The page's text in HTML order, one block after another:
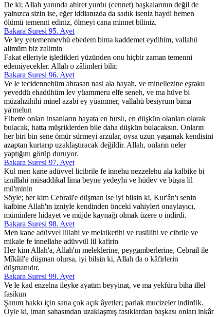
De ki; Allah yanında ahiret yurdu (cennet) başkalarının değil de
yalnızca sizin ise, eğer iddianızda da sadık iseniz haydi hemen
ölümü temenni ediniz, ölmeyi cana minnet biliniz.
Bakara Suresi 95. Ayet
Ve ley yetemennevhü ebedem bima kaddemet eydihim, vallahü
alimüm biz zalimin
Fakat elleriyle işledikleri yüzünden onu hiçbir zaman temenni
edemiyecekler. Allah o zâlimleri bilir.
Bakara Suresi 96. Ayet
Ve le tecidennehüm ahrasan nasi ala hayah, ve minellezine eşraku
yeveddü ehadühüm lev yüammeru elfe seneh, ve ma hüve bi
müzahzihihi minel azabi ey yüammer, vallahü besiyrum bima
ya'melun
Elbette onları insanların hayata en hırslı, en düşkün olanları olarak
bulacak, hatta müşriklerden bile daha düşkün bulacaksın. Onların
her biri bin sene ömür sürmeyi arzular, oysa uzun yaşamak kendisini
azaptan kurtarıp uzaklaştıracak değildir. Allah, onların neler
yaptığını görüp duruyor.
Bakara Suresi 97. Ayet
Kul men kane adüvvel licibrile fe innehu nezzelehu ala kalbike bi
iznillahi müsaddikal lima beyne yedeyhi ve hüdev ve büşra lil
mü'minin
Söyle; her kim Cebrail'e düşman ise iyi bilsin ki, Kur'ân'ı senin
kalbine Allah'ın izniyle kendinden önceki vahiyleri onaylayıcı,
müminlere hidayet ve müjde kaynağı olmak üzere o indirdi.
Bakara Suresi 98. Ayet
Men kane adüvvel lillahi ve melaiketihi ve rusülihi ve cibrile ve
mikale fe innellahe adüvvül lil kafirin
Her kim Allah'a, Allah'ın meleklerine, peygamberlerine, Cebrail ile
Mîkâil'e düşman olursa, iyi bilsin ki, Allah da o kâfirlerin
düşmanıdır.
Bakara Suresi 99. Ayet
Ve le kad enzelna ileyke ayatim beyyinat, ve ma yekfüru biha illel
fasikun
Şanım hakkı için sana çok açık âyetler; parlak mucizeler indirdik.
Öyle ki, iman sahasından uzaklaşmış fasıklardan başkası onları inkâr